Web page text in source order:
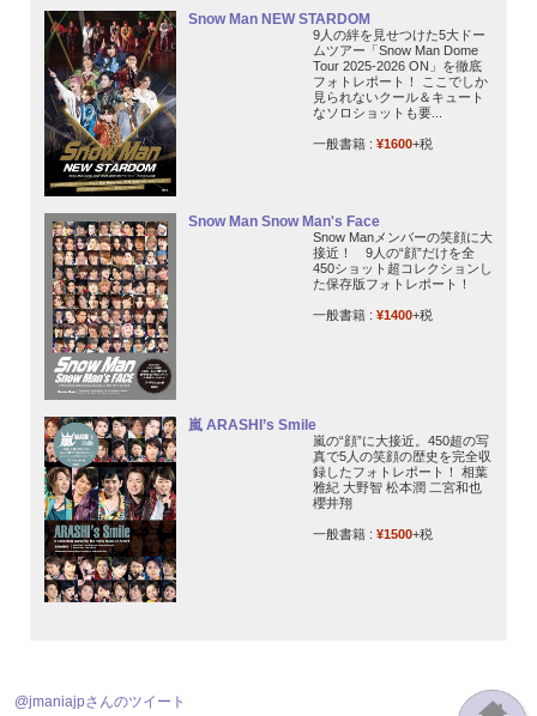
Snow Man NEW STARDOM
9人の絆を見せつけた5大ドー
ムツアー「Snow Man Dome
Tour 2025-2026 ON」を徹底
フォトレポート！ ここでしか
見られないクール＆キュート
なソロショットも要...
一般書籍 : ¥1600+税
Snow Man Snow Man's Face
Snow Manメンバーの笑顔に大
接近！ 9人の“顔”だけを全
450ショット超コレクションし
た保存版フォトレポート！
一般書籍 : ¥1400+税
嵐 ARASHI’s Smile
嵐の“顔”に大接近。450超の写
真で5人の笑顔の歴史を完全収
録したフォトレポート！ 相葉
雅紀 大野智 松本潤 二宮和也
櫻井翔
一般書籍 : ¥1500+税
@jmaniajpさんのツイート